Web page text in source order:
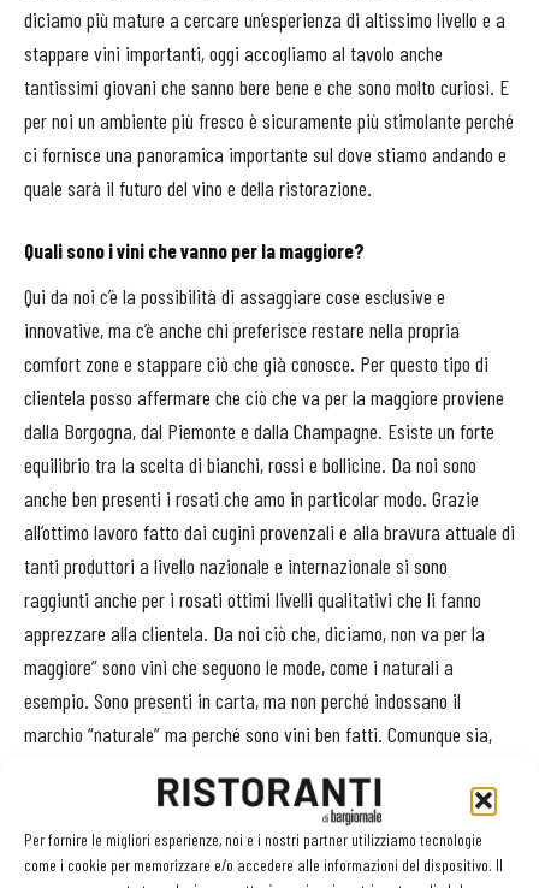
Per fornire le migliori esperienze, noi e i nostri partner utilizziamo tecnologie
come i cookie per memorizzare e/o accedere alle informazioni del dispositivo. Il
diciamo più mature a cercare un’esperienza di altissimo livello e a
stappare vini importanti, oggi accogliamo al tavolo anche
tantissimi giovani che sanno bere bene e che sono molto curiosi. E
per noi un ambiente più fresco è sicuramente più stimolante perché
ci fornisce una panoramica importante sul dove stiamo andando e
quale sarà il futuro del vino e della ristorazione.
Quali sono i vini che vanno per la maggiore?
Qui da noi c’è la possibilità di assaggiare cose esclusive e
innovative, ma c’è anche chi preferisce restare nella propria
comfort zone e stappare ciò che già conosce. Per questo tipo di
clientela posso affermare che ciò che va per la maggiore proviene
dalla Borgogna, dal Piemonte e dalla Champagne. Esiste un forte
equilibrio tra la scelta di bianchi, rossi e bollicine. Da noi sono
anche ben presenti i rosati che amo in particolar modo. Grazie
all’ottimo lavoro fatto dai cugini provenzali e alla bravura attuale di
tanti produttori a livello nazionale e internazionale si sono
raggiunti anche per i rosati ottimi livelli qualitativi che li fanno
apprezzare alla clientela. Da noi ciò che, diciamo, non va per la
maggiore” sono vini che seguono le mode, come i naturali a
esempio. Sono presenti in carta, ma non perché indossano il
marchio “naturale” ma perché sono vini ben fatti. Comunque sia,
ciò che è in crescita è la voglia di assaggiare cose sconosciute.
Vecchie annate di grandi vini sono ancora argomento di